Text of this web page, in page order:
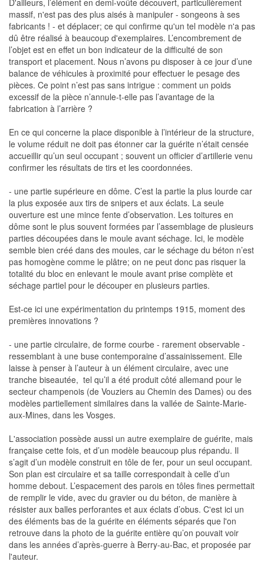
D'ailleurs, l’élément en demi-voûte découvert, particulièrement
massif, n'est pas des plus aisés à manipuler - songeons à ses
fabricants ! - et déplacer; ce qui confirme qu'un tel modèle n'a pas
dû être réalisé à beaucoup d'exemplaires. L’encombrement de
l’objet est en effet un bon indicateur de la difficulté de son
transport et placement. Nous n’avons pu disposer à ce jour d’une
balance de véhicules à proximité pour effectuer le pesage des
pièces. Ce point n’est pas sans intrigue : comment un poids
excessif de la pièce n’annule-t-elle pas l’avantage de la
fabrication à l’arrière ?
En ce qui concerne la place disponible à l’intérieur de la structure,
le volume réduit ne doit pas étonner car la guérite n’était censée
accueillir qu’un seul occupant ; souvent un officier d’artillerie venu
confirmer les résultats de tirs et les coordonnées.
- une partie supérieure en dôme. C’est la partie la plus lourde car
la plus exposée aux tirs de snipers et aux éclats. La seule
ouverture est une mince fente d’observation. Les toitures en
dôme sont le plus souvent formées par l’assemblage de plusieurs
parties découpées dans le moule avant séchage. Ici, le modèle
semble bien créé dans des moules, car le séchage du béton n’est
pas homogène comme le plâtre; on ne peut donc pas risquer la
totalité du bloc en enlevant le moule avant prise complète et
séchage partiel pour le découper en plusieurs parties.
Est-ce ici une expérimentation du printemps 1915, moment des
premières innovations ?
- une partie circulaire, de forme courbe - rarement observable -
ressemblant à une buse contemporaine d’assainissement. Elle
laisse à penser à l’auteur à un élément circulaire, avec une
tranche biseautée, tel qu’il a été produit côté allemand pour le
secteur champenois (de Vouziers au Chemin des Dames) ou des
modèles partiellement similaires dans la vallée de Sainte-Marie-
aux-Mines, dans les Vosges.
L'association possède aussi un autre exemplaire de guérite, mais
française cette fois, et d’un modèle beaucoup plus répandu. Il
s’agit d’un modèle construit en tôle de fer, pour un seul occupant.
Son plan est circulaire et sa taille correspondait à celle d’un
homme debout. L’espacement des parois en tôles fines permettait
de remplir le vide, avec du gravier ou du béton, de manière à
résister aux balles perforantes et aux éclats d’obus. C'est ici un
des éléments bas de la guérite en éléments séparés que l'on
retrouve dans la photo de la guérite entière qu’on pouvait voir
dans les années d’après-guerre à Berry-au-Bac, et proposée par
l'auteur.